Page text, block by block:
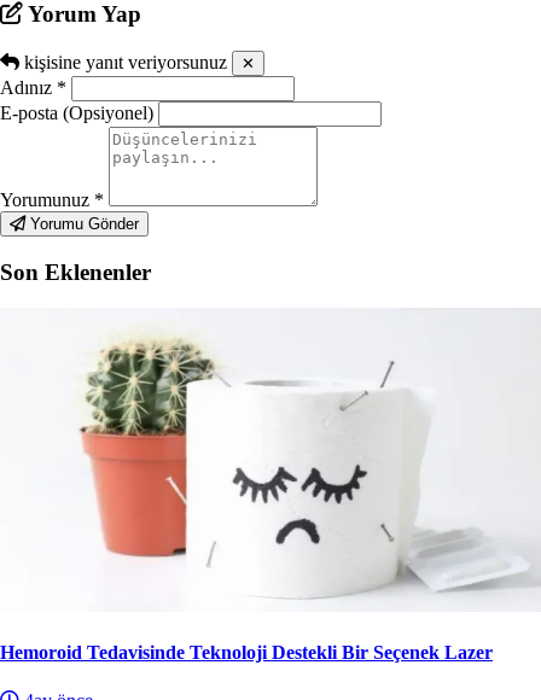
Yorum Yap
kişisine yanıt veriyorsunuz ✕
Adınız *
E-posta (Opsiyonel)
Yorumunuz *
Yorumu Gönder
Son Eklenenler
Hemoroid Tedavisinde Teknoloji Destekli Bir Seçenek Lazer